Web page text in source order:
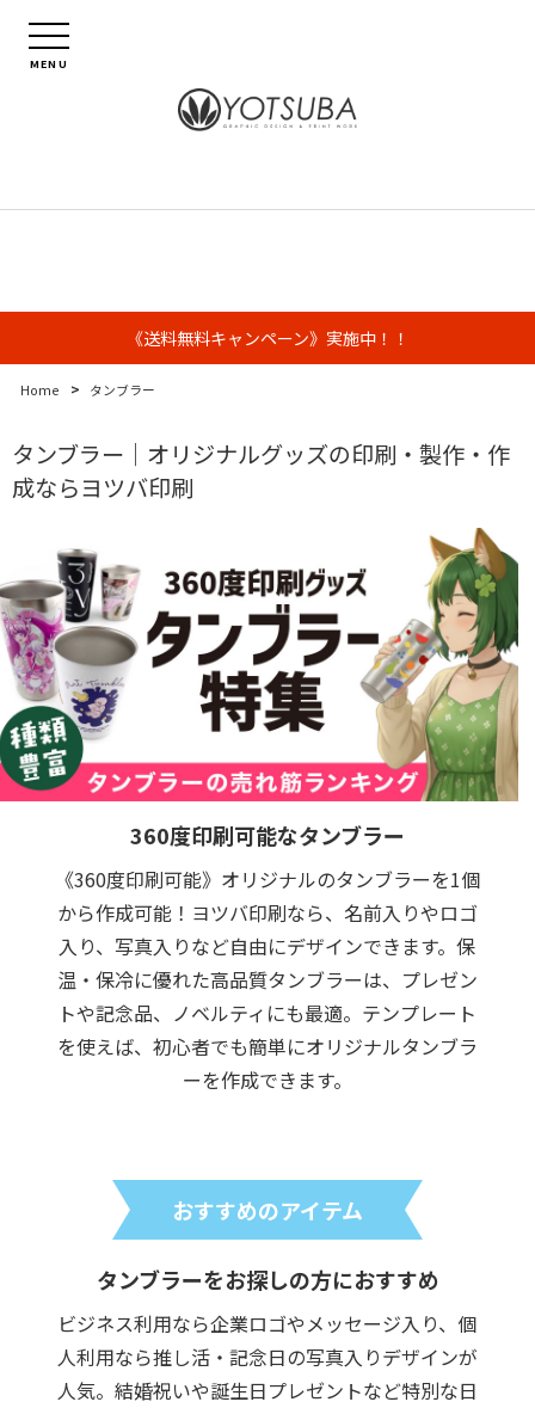
MENU
《送料無料キャンペーン》実施中！！
Home > タンブラー
タンブラー｜オリジナルグッズの印刷・製作・作
成ならヨツバ印刷
360度印刷可能なタンブラー
《360度印刷可能》オリジナルのタンブラーを1個
から作成可能！ヨツバ印刷なら、名前入りやロゴ
入り、写真入りなど自由にデザインできます。保
温・保冷に優れた高品質タンブラーは、プレゼン
トや記念品、ノベルティにも最適。テンプレート
を使えば、初心者でも簡単にオリジナルタンブラ
ーを作成できます。
おすすめのアイテム
タンブラーをお探しの方におすすめ
ビジネス利用なら企業ロゴやメッセージ入り、個
人利用なら推し活・記念日の写真入りデザインが
人気。結婚祝いや誕生日プレゼントなど特別な日